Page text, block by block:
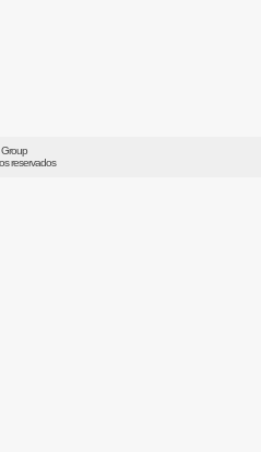
reservados